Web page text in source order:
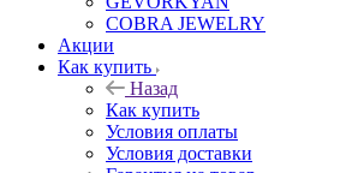
COBRA JEWELRY
Акции
Как купить
Назад
Как купить
Условия оплаты
Условия доставки